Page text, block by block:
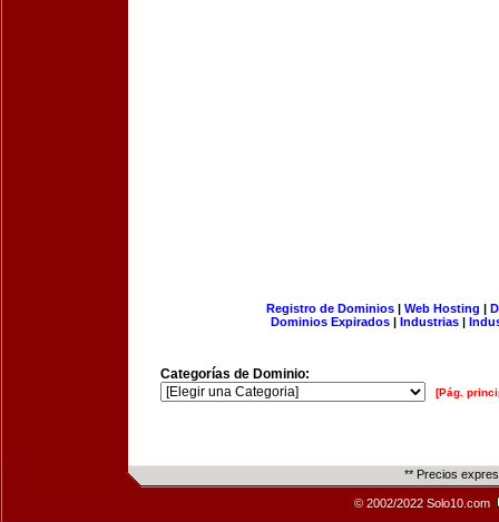
Registro de Dominios| Web Hosting |
Dominios Expirados | Industrias |
Categorías de Dominio:
[Pág.
** Precios
© 2002/2022 Solo10.com